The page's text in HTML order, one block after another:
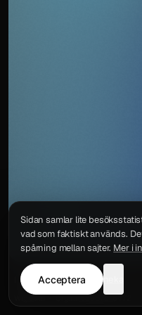
IntegritetspolicyKontakt
Sidan samlar lite
vad som faktiskt används.
spårning mellan sajter. Mer i
Acceptera neka